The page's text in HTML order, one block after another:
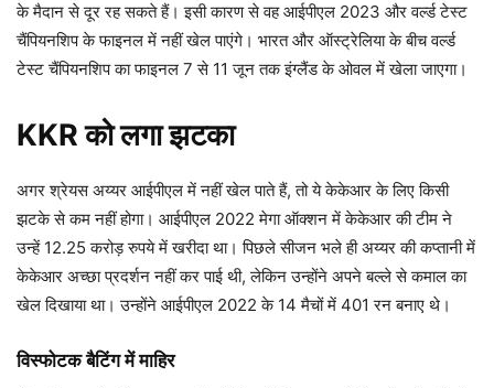
के मैदान से दूर रह सकते हैं। इसी कारण से वह आईपीएल 2023 और वर्ल्ड टेस्ट
चैंपियनशिप के फाइनल में नहीं खेल पाएंगे। भारत और ऑस्ट्रेलिया के बीच वर्ल्ड
टेस्ट चैंपियनशिप का फाइनल 7 से 11 जून तक इंग्लैंड के ओवल में खेला जाएगा।
KKR को लगा झटका
अगर श्रेयस अय्यर आईपीएल में नहीं खेल पाते हैं, तो ये केकेआर के लिए किसी
झटके से कम नहीं होगा। आईपीएल 2022 मेगा ऑक्शन में केकेआर की टीम ने
उन्हें 12.25 करोड़ रुपये में खरीदा था। पिछले सीजन भले ही अय्यर की कप्तानी में
केकेआर अच्छा प्रदर्शन नहीं कर पाई थी, लेकिन उन्होंने अपने बल्ले से कमाल का
खेल दिखाया था। उन्होंने आईपीएल 2022 के 14 मैचों में 401 रन बनाए थे।
विस्फोटक बैटिंग में माहिर